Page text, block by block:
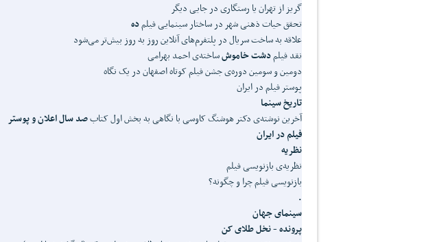
گریز از تهران یا رستگاری در جایی دیگر
تحقق حیات ذهنی شهر در ساختار سینمایی فیلمده
علاقه به ساخت سریال در پلتفرم‌های آنلاین روز به روز بیش‌تر می‌شود
نقد فیلمدشت خاموشساخته‌ی احمد بهرامی
دومین و سومین دوره‌ی جشن فیلم کوتاه اصفهان در یک نگاه
پوستر فیلم در ایران
تاریخ سینما
آخرین نوشته‌ی دکتر هوشنگ کاوسی با نگاهی به بخش اول کتابصد سال اعلان و پوستر
فیلم در ایران
نظریه
نظریه‌ی بازنویسی فیلم
بازنویسی فیلم چرا و چگونه؟
.
سینمای جهان
پرونده - نخل طلای کن